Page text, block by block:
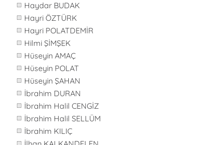
Haydar BUDAK
Hayri ÖZTÜRK
Hayri POLATDEMİR
Hilmi ŞİMŞEK
Hüseyin AMAÇ
Hüseyin POLAT
Hüseyin ŞAHAN
İbrahim DURAN
İbrahim Halil CENGİZ
İbrahim Halil SELLÜM
İbrahim KILIÇ